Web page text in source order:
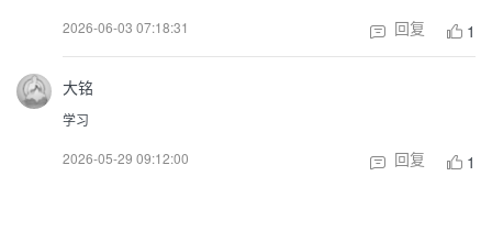
2026-06-03 07:18:31 回复 1
大铭
学习
2026-05-29 09:12:00 回复 1